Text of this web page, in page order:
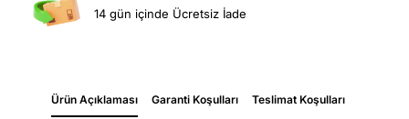
14 gün içinde Ücretsiz İade
Ürün Açıklaması Garanti Koşulları Teslimat Koşulları